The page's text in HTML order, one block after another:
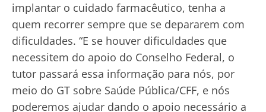
implantar o cuidado farmacêutico, tenha a
quem recorrer sempre que se depararem com
dificuldades. “E se houver dificuldades que
necessitem do apoio do Conselho Federal, o
tutor passará essa informação para nós, por
meio do GT sobre Saúde Pública/CFF, e nós
poderemos ajudar dando o apoio necessário a